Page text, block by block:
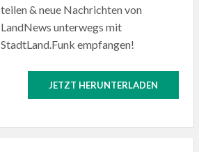
teilen & neue Nachrichten von
LandNews unterwegs mit
StadtLand.Funk empfangen!
JETZT HERUNTERLADEN